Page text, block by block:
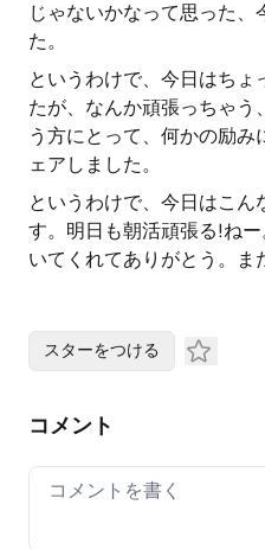
じゃないかなって思った
た。
というわけで、今日はちょ
たが、なんか頑張っちゃう
う方にとって、何かの励
ェアしました。
というわけで、今日はこん
す。明日も朝活頑張る!ね
いてくれてありがとう。ま
スターをつける
コメント
Your comment